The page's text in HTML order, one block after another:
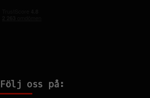
Följ oss på: